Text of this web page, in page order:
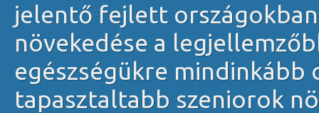
jelentő fejlett országokban
növekedése a
egészségükre mindinkább
tapasztaltabb szeniorok